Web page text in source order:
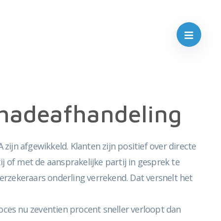
zijn afgewikkeld. Klanten zijn positief over directe
of met de aansprakelijke partij in gesprek te
onderling verrekend. Dat versnelt het
nu zeventien procent sneller verloopt dan